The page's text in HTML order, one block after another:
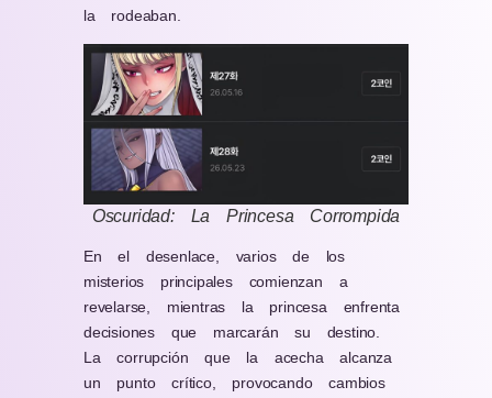
la rodeaban.
Oscuridad: La Princesa Corrompida
En el desenlace, varios de los
misterios principales comienzan a
revelarse, mientras la princesa enfrenta
decisiones que marcarán su destino.
La corrupción que la acecha alcanza
un punto crítico, provocando cambios